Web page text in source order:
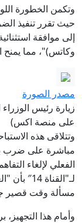
وتكمن الخطورة
حيث تقرر تنفيذ
إلى موافقة
وكاتس)"، مما يمنح
مصدر الصورة
زيارة رئيس الوزراء
على منصة اكس)
وتتلاقى هذه
مباشرة على ضرب
الفعلي لإلغاء
مسألة وقت قصير
وأمام هذا